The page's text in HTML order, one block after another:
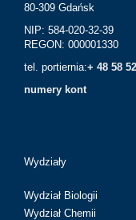
80-309 Gdańsk
NIP: 584-020-32-39
REGON: 000001330
tel. portiernia:+ 48 58
numery kont
Wydziały
Wydział Biologii
Wydział Chemii